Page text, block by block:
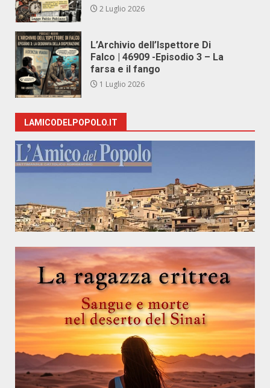
2 Luglio 2026
L’Archivio dell’Ispettore Di
Falco | 46909 -Episodio 3 – La
farsa e il fango
1 Luglio 2026
LAMICODELPOPOLO.IT